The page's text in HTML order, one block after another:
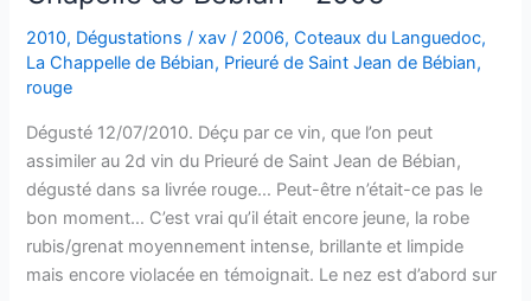
2010, Dégustations /xav/ 2006,Coteaux du Languedoc,
La Chappelle de Bébian, Prieuré de Saint Jean de Bébian,
rouge
Dégusté 12/07/2010. Déçu par ce vin, que l’on peut
assimiler au 2d vin du Prieuré de Saint Jean de Bébian,
dégusté dans sa livrée rouge… Peut-être n’était-ce pas le
bon moment… C’est vrai qu’il était encore jeune, la robe
rubis/grenat moyennement intense, brillante et limpide
mais encore violacée en témoignait. Le nez est d’abord sur